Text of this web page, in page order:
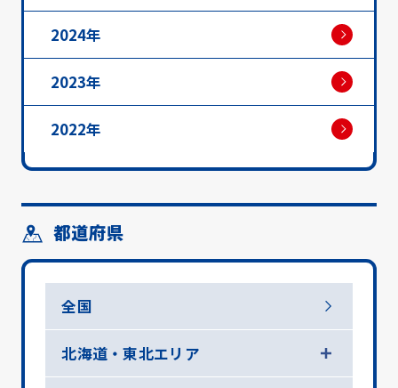
2024年
2023年
2022年
都道府県
全国
北海道・東北エリア